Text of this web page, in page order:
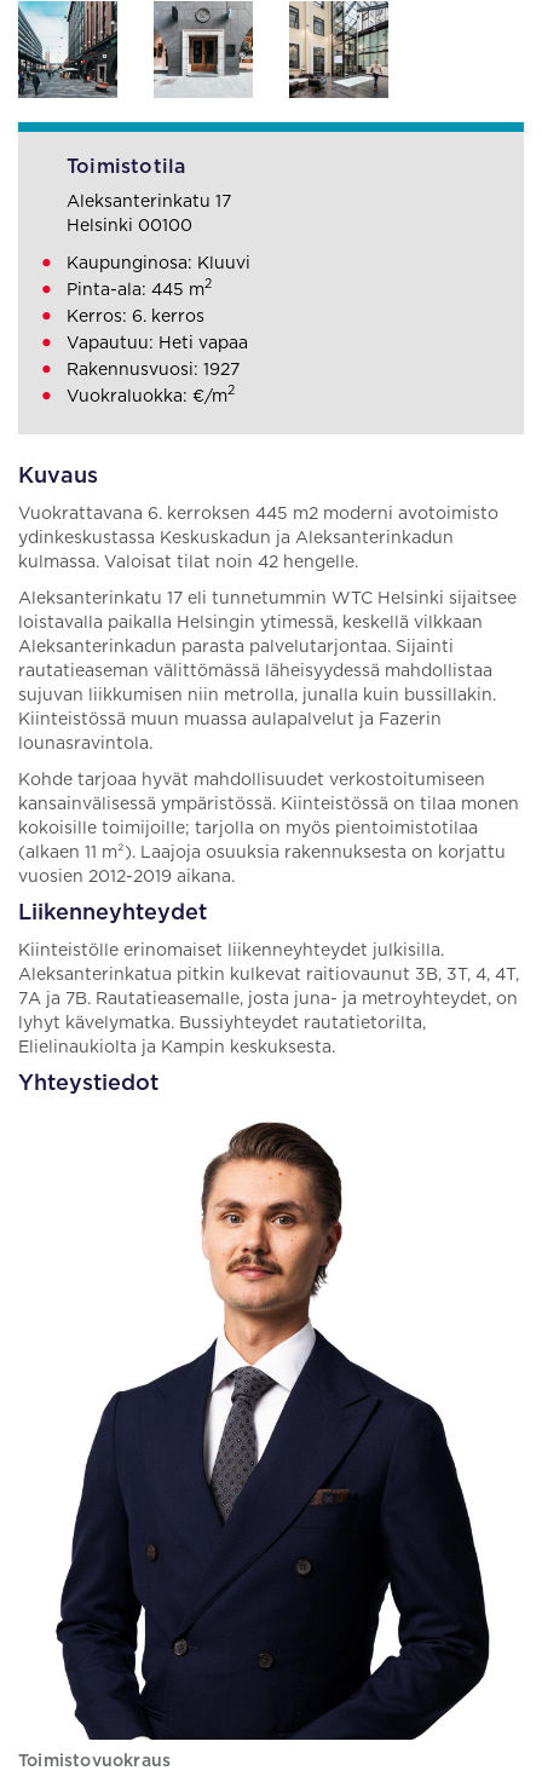
Kuvaus
Vuokrattavana 6. kerroksen 445 m2 moderni avotoimisto
ydinkeskustassa Keskuskadun ja Aleksanterinkadun
kulmassa. Valoisat tilat noin 42 hengelle.
Aleksanterinkatu 17 eli tunnetummin WTC Helsinki sijaitsee
loistavalla paikalla Helsingin ytimessä, keskellä vilkkaan
Aleksanterinkadun parasta palvelutarjontaa. Sijainti
rautatieaseman välittömässä läheisyydessä mahdollistaa
sujuvan liikkumisen niin metrolla, junalla kuin bussillakin.
Kiinteistössä muun muassa aulapalvelut ja Fazerin
lounasravintola.
Kohde tarjoaa hyvät mahdollisuudet verkostoitumiseen
kansainvälisessä ympäristössä. Kiinteistössä on tilaa monen
kokoisille toimijoille; tarjolla on myös pientoimistotilaa
(alkaen 11 m²). Laajoja osuuksia rakennuksesta on korjattu
vuosien 2012-2019 aikana.
Liikenneyhteydet
Kiinteistölle erinomaiset liikenneyhteydet julkisilla.
Aleksanterinkatua pitkin kulkevat raitiovaunut 3B, 3T, 4, 4T,
7A ja 7B. Rautatieasemalle, josta juna- ja metroyhteydet, on
lyhyt kävelymatka. Bussiyhteydet rautatietorilta,
Elielinaukiolta ja Kampin keskuksesta.
Yhteystiedot
Toimistovuokraus
Toimistotila
Aleksanterinkatu 17
Helsinki 00100
Kaupunginosa: Kluuvi
Pinta-ala: 445 m2
Kerros: 6. kerros
Vapautuu: Heti vapaa
Rakennusvuosi: 1927
Vuokraluokka: €/m2